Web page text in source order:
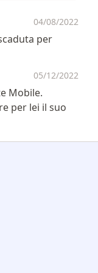
04/08/2022
per
05/12/2022
Mobile.
per lei il suo